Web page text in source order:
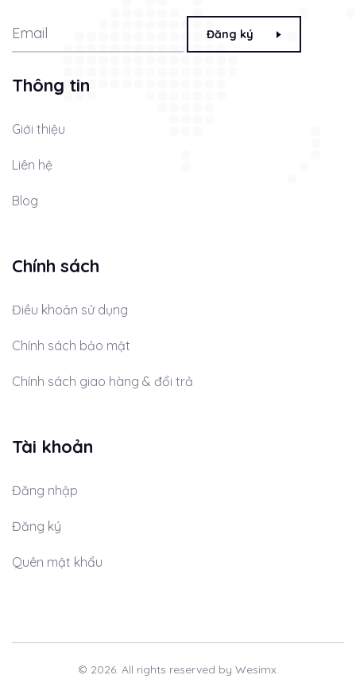
Đăng ký
Thông tin
Giới thiệu
Liên hệ
Blog
Chính sách
Điều khoản sử dụng
Chính sách bảo mật
Chính sách giao hàng & đổi trả
Tài khoản
Đăng nhập
Đăng ký
Quên mật khẩu
© 2026. All rights reserved by Wesimx.